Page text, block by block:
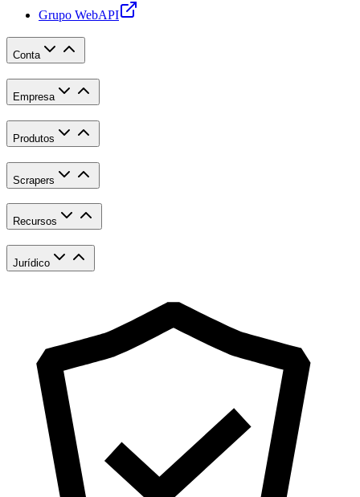
Grupo WebAPI
Conta
Empresa
Produtos
Scrapers
Recursos
Jurídico